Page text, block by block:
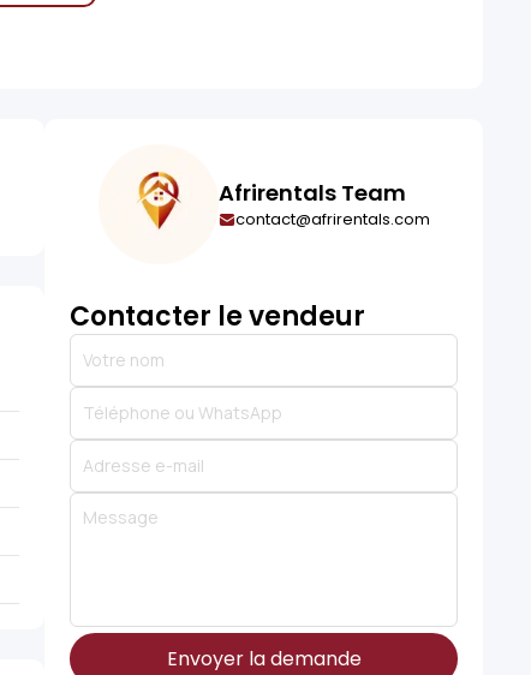
Afrirentals Team
contact@afrirentals.com
Contacter le vendeur
Envoyer la demande